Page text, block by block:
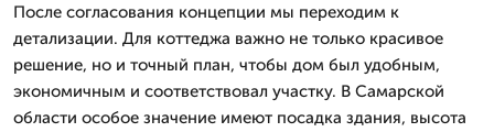
После согласования концепции мы переходим к
детализации. Для коттеджа важно не только красивое
решение, но и точный план, чтобы дом был удобным,
экономичным и соответствовал участку. В Самарской
области особое значение имеют посадка здания, высота